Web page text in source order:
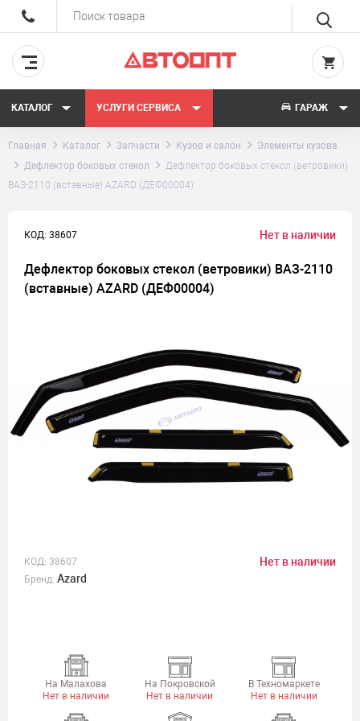
КАТАЛОГ УСЛУГИ СЕРВИСА ГАРАЖ
Главная Каталог Запчасти Кузов и салон
Элементы кузова
Дефлектор боковых стекол
Дефлектор боковых стекол (ветровики)
ВАЗ-2110 (вставные) AZARD (ДЕФ00004)
КОД: 38607 Нет в наличии
Дефлектор боковых стекол (ветровики) ВАЗ-2110
(вставные) AZARD (ДЕФ00004)
КОД: 38607 Нет в наличии
Бренд: Azard
На Малахова
Нет в наличии
На Покровской
Нет в наличии
В Техномаркете
Нет в наличии